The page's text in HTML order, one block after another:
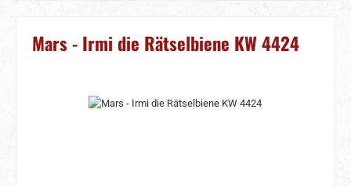
Mars - Irmi die Rätselbiene KW 4424
Bildergalerie überspringen